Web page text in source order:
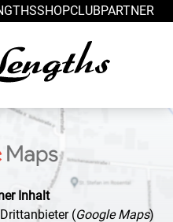
SHOPCLUBPARTNER
Inhalt
(Google Maps)